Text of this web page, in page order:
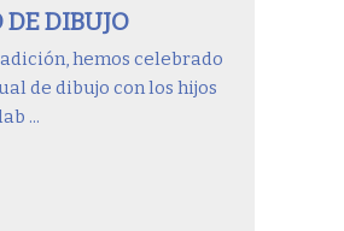
DE DIBUJO
hemos celebrado
de dibujo con los hijos
...